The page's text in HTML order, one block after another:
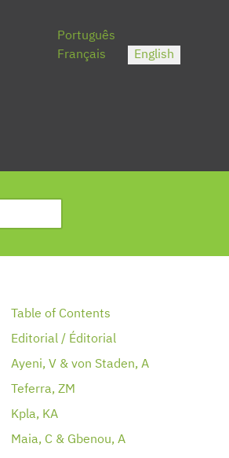
Select your language
Português
Français
English
Table of Contents
Editorial / Éditorial
Ayeni, V & von Staden, A
Teferra, ZM
Kpla, KA
Maia, C & Gbenou, A